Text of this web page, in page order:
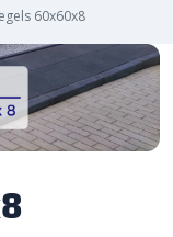
60x60x8